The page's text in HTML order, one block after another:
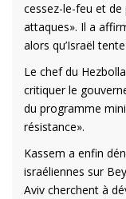
cessez-le-feu et
attaques». Il a
alors qu’Israël
Le chef du
critiquer le
du programme
résistance».
Kassem a enfin
israéliennes sur
Aviv cherchent à